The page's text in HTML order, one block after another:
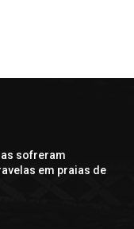
sofreram
em praias de